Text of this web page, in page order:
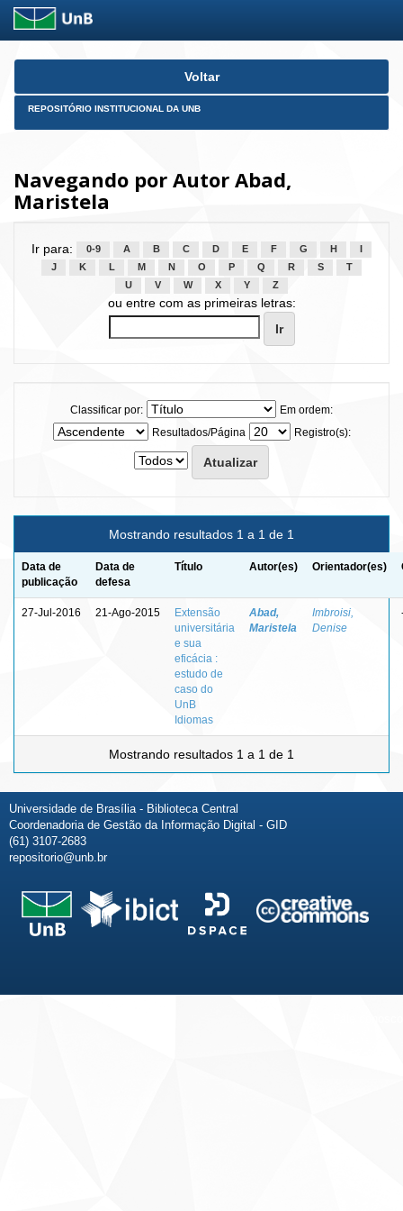
Skip
Voltar
REPOSITÓRIO INSTITUCIONAL DA UNB
Navegando por Autor Abad,
Maristela
Ir para: 0-9 A B C D E F G H
J
K L M N O P Q R S
T
U
V W X Y Z
ou entre com as primeiras letras:
Classificar por:
Em ordem:
Resultados/Página
Registro(s):
Mostrando resultados 1 a 1 de 1
Data de
publicação
Data de
defesa
Título Autor(es) Orientador(es)
27-Jul-2016 21-Ago-2015
Extensão
universitária
e sua
eficácia :
estudo de
caso do
UnB
Idiomas
Abad,
Maristela
Imbroisi,
Denise
Mostrando resultados 1 a 1 de 1
Universidade de Brasília - Biblioteca Central
Coordenadoria de Gestão da Informação Digital - GID
(61) 3107-2683
repositorio@unb.br